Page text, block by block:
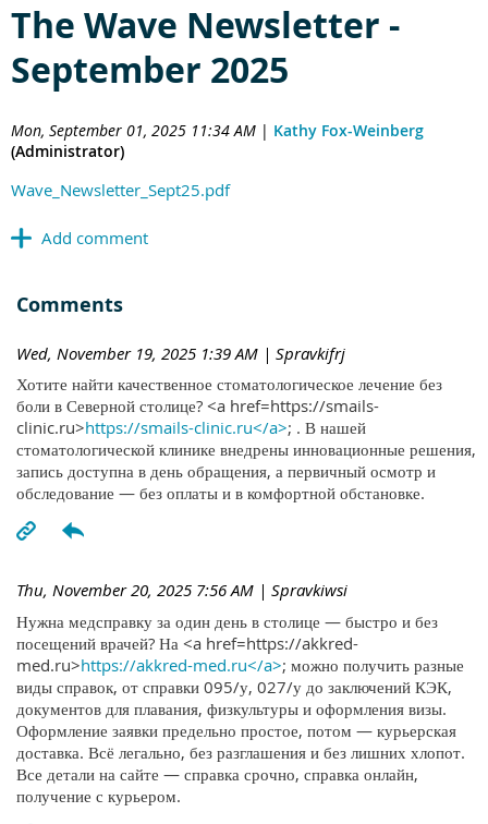
The Wave Newsletter -
September 2025
Mon, September 01, 2025 11:34 AM | Kathy Fox-Weinberg
(Administrator)
Wave_Newsletter_Sept25.pdf
Comments
Wed, November 19, 2025 1:39 AM | Spravkifrj
Хотите найти качественное стоматологическое лечение без
боли в Северной столице? <a href=https://smails-
clinic.ru>https://smails-clinic.ru</a>; . В нашей
стоматологической клинике внедрены инновационные решения,
запись доступна в день обращения, а первичный осмотр и
обследование — без оплаты и в комфортной обстановке.
Thu, November 20, 2025 7:56 AM | Spravkiwsi
Нужна медсправку за один день в столице — быстро и без
посещений врачей? На <a href=https://akkred-
med.ru>https://akkred-med.ru</a>; можно получить разные
виды справок, от справки 095/у, 027/у до заключений КЭК,
документов для плавания, физкультуры и оформления визы.
Оформление заявки предельно простое, потом — курьерская
доставка. Всё легально, без разглашения и без лишних хлопот.
Все детали на сайте — справка срочно, справка онлайн,
получение с курьером.